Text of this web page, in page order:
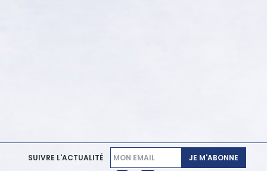
SUIVRE L'ACTUALITÉ JE M'ABONNE